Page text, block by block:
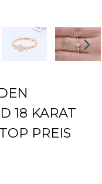
18 KARAT
PREIS